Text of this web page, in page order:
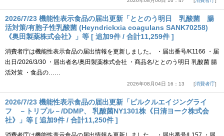
2026/7/23 機能性表示食品の届出更新「ととのう明日 乳酸菌 腸
活対策/有胞子性乳酸菌 (Heyndrickxia coagulans SANK70258)
《奥田製薬株式会社》」等 [ 追加9件 / 合計11,259件 ]
消費者庁は機能性表示食品の届出情報を更新しました。 ・届出番号/K1166 ・届
出日/2026/3/30 ・届出者名/奥田製薬株式会社 ・商品名/ととのう明日 乳酸菌 腸
活対策 ・食品の……
2026年08月04日 16：13 消費者庁
2026/7/23 機能性表示食品の届出更新「ピルクルエイジングライ
フ －トリプル－/DDMP、 乳酸菌NY1301株《日清ヨーク株式会
社》」等 [ 追加9件 / 合計11,250件 ]